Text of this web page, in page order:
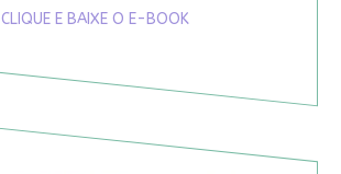
CLIQUE E BAIXE O E-BOOK